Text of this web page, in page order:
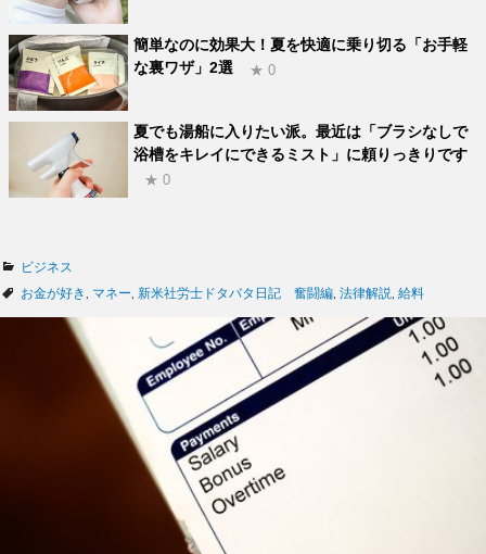
簡単なのに効果大！夏を快適に乗り切る「お手軽
な裏ワザ」2選
★ 0
夏でも湯船に入りたい派。最近は「ブラシなしで
浴槽をキレイにできるミスト」に頼りっきりです
★ 0
カ
テ
ビジネス
タ
お金が好き マネー 新米社労士ドタバタ日記 奮闘編 法律解説 給料